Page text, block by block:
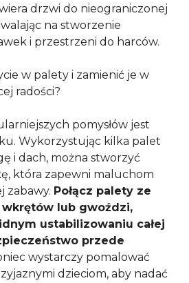
drzwi do nieograniczonej
na stworzenie
i przestrzeni do harców.
w palety i zamienić je w
radości?
pomysłów jest
Wykorzystując kilka palet
i dach, można stworzyć
która zapewni maluchom
zabawy. Połącz palety ze
wkrętów lub gwoździ,
ustabilizowaniu całej
przede
wystarczy pomalować
dzieciom, aby nadać